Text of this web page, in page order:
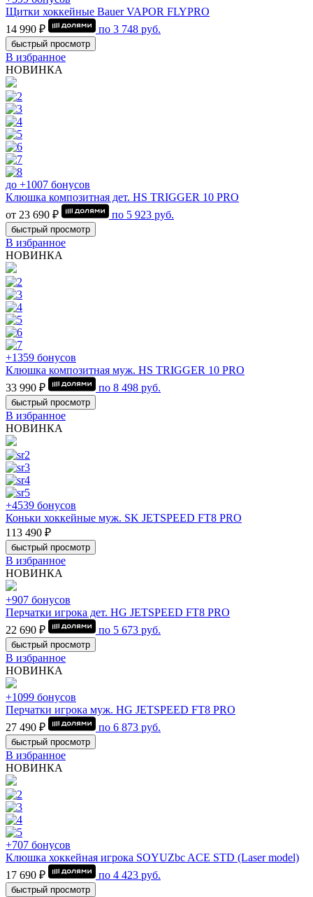
Щитки хоккейные Bauer VAPOR FLYPRO
14 990 ₽
по 3 748 руб.
быстрый просмотр
В избранное
НОВИНКА
до +1007 бонусов
Клюшка композитная дет. HS TRIGGER 10 PRO
от 23 690 ₽
по 5 923 руб.
быстрый просмотр
В избранное
НОВИНКА
+1359 бонусов
Клюшка композитная муж. HS TRIGGER 10 PRO
33 990 ₽
по 8 498 руб.
быстрый просмотр
В избранное
НОВИНКА
+4539 бонусов
Коньки хоккейные муж. SK JETSPEED FT8 PRO
113 490 ₽
быстрый просмотр
В избранное
НОВИНКА
+907 бонусов
Перчатки игрока дет. HG JETSPEED FT8 PRO
22 690 ₽
по 5 673 руб.
быстрый просмотр
В избранное
НОВИНКА
+1099 бонусов
Перчатки игрока муж. HG JETSPEED FT8 PRO
27 490 ₽
по 6 873 руб.
быстрый просмотр
В избранное
НОВИНКА
+707 бонусов
Клюшка хоккейная игрока SOYUZbc ACE STD (Laser model)
17 690 ₽
по 4 423 руб.
быстрый просмотр